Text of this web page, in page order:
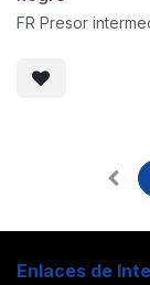
FR Presor
Enlaces de